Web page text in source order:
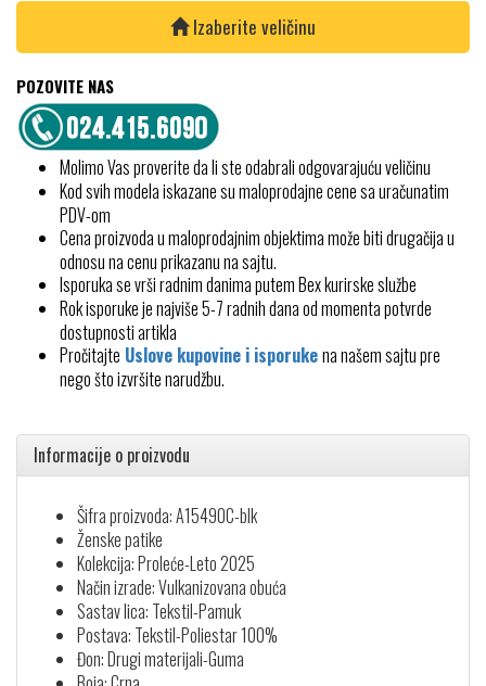
Izaberite veličinu
POZOVITE NAS
Molimo Vas proverite da li ste odabrali odgovarajuću veličinu
Kod svih modela iskazane su maloprodajne cene sa uračunatim
PDV-om
Cena proizvoda u maloprodajnim objektima može biti drugačija u
odnosu na cenu prikazanu na sajtu.
Isporuka se vrši radnim danima putem Bex kurirske službe
Rok isporuke je najviše 5-7 radnih dana od momenta potvrde
dostupnosti artikla
Pročitajte Uslove kupovine i isporukena našem sajtu pre
nego što izvršite narudžbu.
Informacije o proizvodu
Šifra proizvoda: A15490C-blk
Ženske patike
Kolekcija: Proleće-Leto 2025
Način izrade: Vulkanizovana obuća
Sastav lica: Tekstil-Pamuk
Postava: Tekstil-Poliestar 100%
Đon: Drugi materijali-Guma